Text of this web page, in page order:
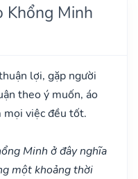
Khổng Minh
lợi, gặp người
theo ý muốn, áo
mọi việc đều tốt.
Minh ở đây nghĩa
một khoảng thời